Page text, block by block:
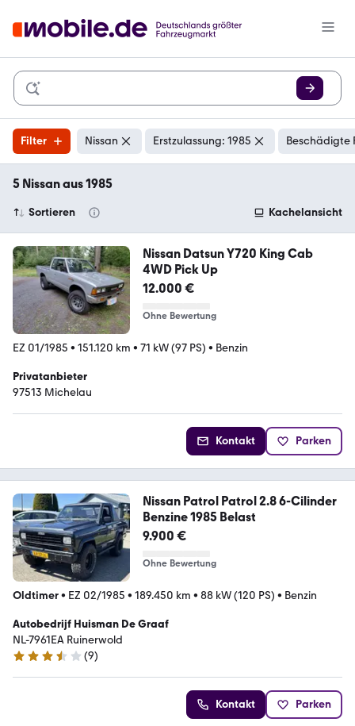
Filter Nissan Erstzulassung: 1985 Beschädigte
5 Nissan aus 1985
Sortieren Kachelansicht
Nissan Datsun Y720 King Cab
4WD Pick Up
12.000 €
Ohne Bewertung
EZ 01/1985 • 151.120 km • 71 kW (97 PS) • Benzin
Privatanbieter
97513 Michelau
Kontakt Parken
Nissan Patrol Patrol 2.8 6-Cilinder
Benzine 1985 Belast
9.900 €
Ohne Bewertung
Oldtimer• EZ 02/1985 • 189.450 km • 88 kW (120 PS) • Benzin
Autobedrijf Huisman De Graaf
NL-7961EA Ruinerwold
3.3 Sterne
(9)
Kontakt Parken